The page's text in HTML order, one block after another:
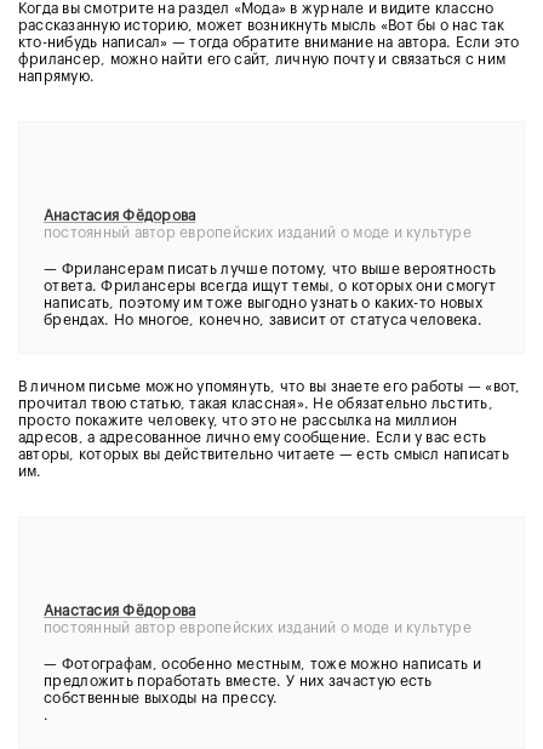
Когда вы смотрите на раздел «Мода» в журнале и видите классно
рассказанную историю, может возникнуть мысль «Вот бы о нас так
кто-нибудь написал» — тогда обратите внимание на автора. Если это
фрилансер, можно найти его сайт, личную почту и связаться с ним
напрямую.
Анастасия Фёдорова
постоянный автор европейских изданий о моде и культуре
— Фрилансерам писать лучше потому, что выше вероятность
ответа. Фрилансеры всегда ищут темы, о которых они смогут
написать, поэтому им тоже выгодно узнать о каких-то новых
брендах. Но многое, конечно, зависит от статуса человека.
В личном письме можно упомянуть, что вы знаете его работы — «вот,
прочитал твою статью, такая классная». Не обязательно льстить,
просто покажите человеку, что это не рассылка на миллион
адресов, а адресованное лично ему сообщение. Если у вас есть
авторы, которых вы действительно читаете — есть смысл написать
им.
Анастасия Фёдорова
постоянный автор европейских изданий о моде и культуре
— Фотографам, особенно местным, тоже можно написать и
предложить поработать вместе. У них зачастую есть
собственные выходы на прессу.
.